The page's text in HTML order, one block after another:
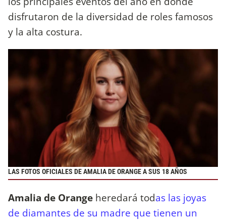
disfrutaron de la diversidad de roles famosos
y la alta costura.
LAS FOTOS OFICIALES DE AMALIA DE ORANGE A SUS 18 AÑOS
Amalia de Orange heredará todas las joyas
de diamantes de su madre que tienen un